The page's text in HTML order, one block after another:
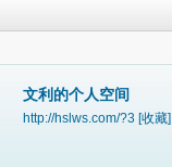
文利的个人空间
http://hslws.com/?3 [收藏]